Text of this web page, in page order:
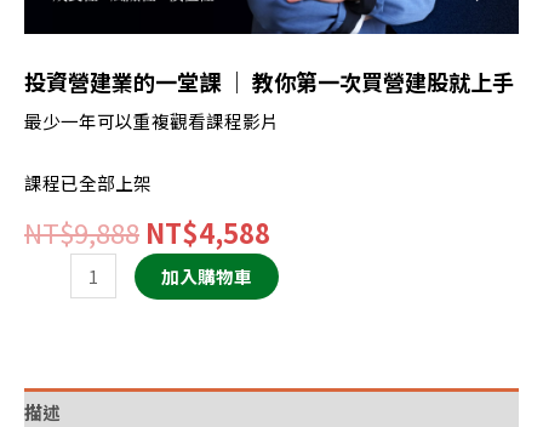
投資營建業的一堂課 ｜ 教你第一次買營建股就上手
最少一年可以重複觀看課程影片
課程已全部上架
NT$9,888 NT$4,588
教
你
一
買
上
加入購物車
描述